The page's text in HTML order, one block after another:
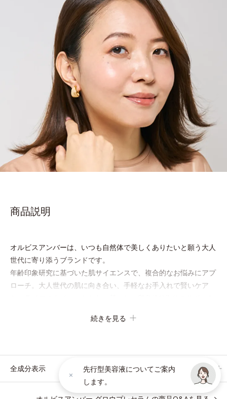
商品説明
オルビスアンバーは、いつも⾃然体で美しくありたいと願う⼤⼈
世代に寄り添うブランドです。
年齢印象研究に基づいた肌サイエンスで、複合的なお悩みにアプ
ローチ。大人世代の肌に向き合い、手軽なお手入れで賢いケア
ム」は、オイル成分(*2)が肌に素早くなじみ、肌をやわらかくし
ながら角層まで浸透。ADセラミドミックスが肌をすこやかに整
え、うるおいを蓄える肌へと導きます。
続きを見る
全成分表示
先行型美容液についてご案内
します。